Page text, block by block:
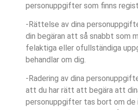
personuppgifter som finns
-Rättelse av dina
din begäran att så snabbt som
felaktiga eller ofullständiga
behandlar om dig.
-Radering av dina
att du har rätt att begära att
personuppgifter tas bort om de